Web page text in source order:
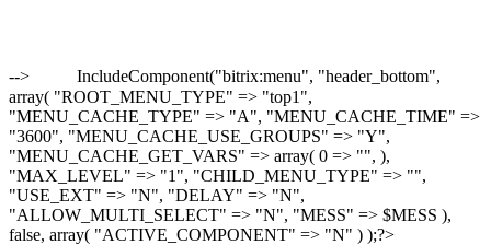
-->
IncludeComponent("bitrix:menu", "header_bottom",
array( "ROOT_MENU_TYPE" => "top1",
"MENU_CACHE_TYPE" => "A", "MENU_CACHE_TIME" =>
"3600", "MENU_CACHE_USE_GROUPS" => "Y",
"MENU_CACHE_GET_VARS" => array( 0 => "", ),
"MAX_LEVEL" => "1", "CHILD_MENU_TYPE" => "",
"USE_EXT" => "N", "DELAY" => "N",
"ALLOW_MULTI_SELECT" => "N", "MESS" => $MESS ),
false, array( "ACTIVE_COMPONENT" => "N" ) );?>